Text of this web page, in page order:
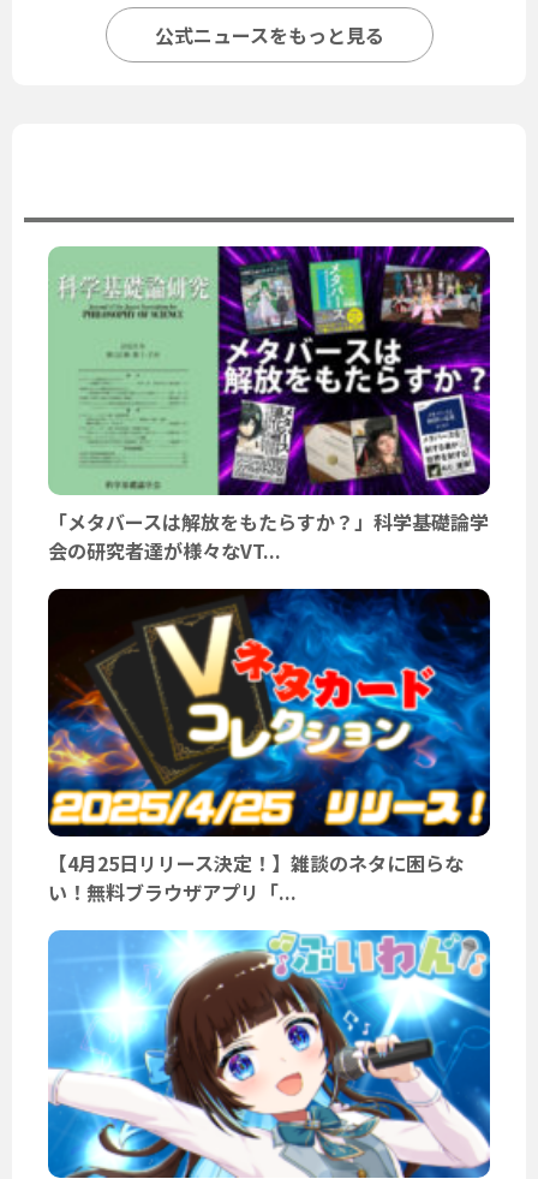
公式ニュースをもっと見る
「メタバースは解放をもたらすか？」科学基礎論学
会の研究者達が様々なVT...
【4月25日リリース決定！】雑談のネタに困らな
い！無料ブラウザアプリ「...